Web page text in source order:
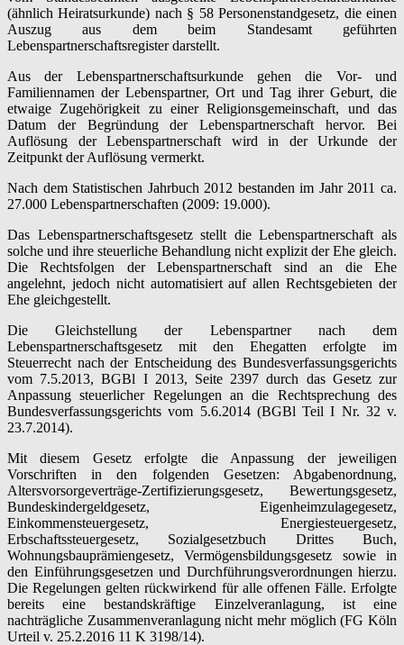
(ähnlich Heiratsurkunde) nach § 58 Personenstandgesetz, die einen
Auszug aus dem beim Standesamt geführten
Lebenspartnerschaftsregister darstellt.
Aus der Lebenspartnerschaftsurkunde gehen die Vor- und
Familiennamen der Lebenspartner, Ort und Tag ihrer Geburt, die
etwaige Zugehörigkeit zu einer Religionsgemeinschaft, und das
Datum der Begründung der Lebenspartnerschaft hervor. Bei
Auflösung der Lebenspartnerschaft wird in der Urkunde der
Zeitpunkt der Auflösung vermerkt.
Nach dem Statistischen Jahrbuch 2012 bestanden im Jahr 2011 ca.
27.000 Lebenspartnerschaften (2009: 19.000).
Das Lebenspartnerschaftsgesetz stellt die Lebenspartnerschaft als
solche und ihre steuerliche Behandlung nicht explizit der Ehe gleich.
Die Rechtsfolgen der Lebenspartnerschaft sind an die Ehe
angelehnt, jedoch nicht automatisiert auf allen Rechtsgebieten der
Ehe gleichgestellt.
Die Gleichstellung der Lebenspartner nach dem
Lebenspartnerschaftsgesetz mit den Ehegatten erfolgte im
Steuerrecht nach der Entscheidung des Bundesverfassungsgerichts
vom 7.5.2013, BGBl I 2013, Seite 2397 durch das Gesetz zur
Anpassung steuerlicher Regelungen an die Rechtsprechung des
Bundesverfassungsgerichts vom 5.6.2014 (BGBl Teil I Nr. 32 v.
23.7.2014).
Mit diesem Gesetz erfolgte die Anpassung der jeweiligen
Vorschriften in den folgenden Gesetzen: Abgabenordnung,
Altersvorsorgeverträge-Zertifizierungsgesetz, Bewertungsgesetz,
Bundeskindergeldgesetz, Eigenheimzulagegesetz,
Einkommensteuergesetz, Energiesteuergesetz,
Erbschaftssteuergesetz, Sozialgesetzbuch Drittes Buch,
Wohnungsbauprämiengesetz, Vermögensbildungsgesetz sowie in
den Einführungsgesetzen und Durchführungsverordnungen hierzu.
Die Regelungen gelten rückwirkend für alle offenen Fälle. Erfolgte
bereits eine bestandskräftige Einzelveranlagung, ist eine
nachträgliche Zusammenveranlagung nicht mehr möglich (FG Köln
Urteil v. 25.2.2016 11 K 3198/14).